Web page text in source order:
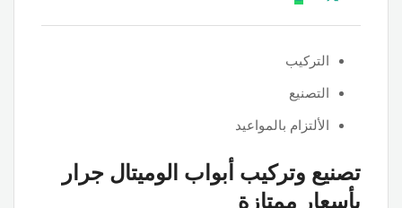
التركيب
التصنيع
الألتزام بالمواعيد
تصنيع وتركيب أبواب الوميتال جرار
بأسعار ممتازة